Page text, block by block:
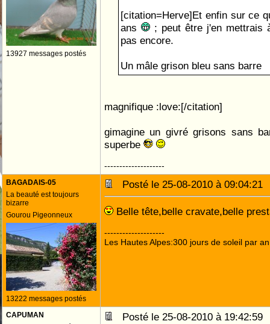
13927 messages postés
[citation=Herve]Et enfin sur ce
ans
; peut être j'en mettrais
pas encore.
Un mâle grison bleu sans barre
magnifique :love:[/citation]
gimagine un givré grisons sans
superbe
--------------------
BAGADAIS-05
La beauté est toujours
bizarre
Gourou Pigeonneux
13222 messages postés
Posté le 25-08-2010 à
Belle tête,belle cravate,belle
--------------------
Les Hautes Alpes:300 jours de soleil par an
CAPUMAN
Posté le 25-08-2010 à